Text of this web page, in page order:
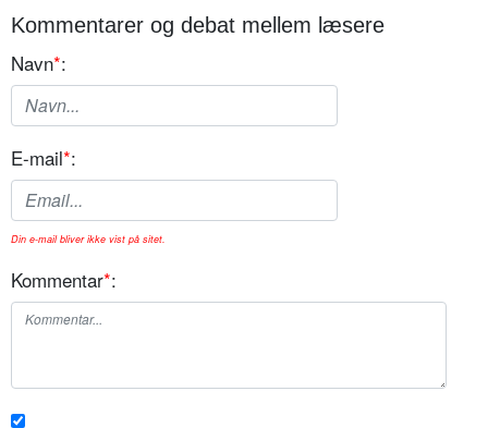
Kommentarer og debat mellem læsere
Navn*:
E-mail*:
Din e-mail bliver ikke vist på sitet.
Kommentar*: